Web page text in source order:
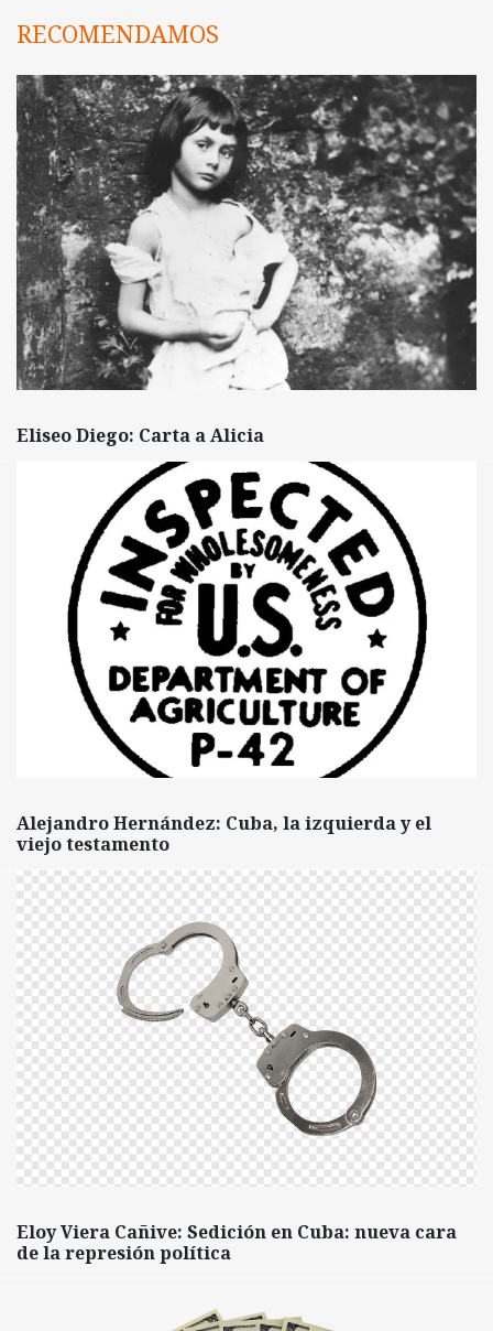
RECOMENDAMOS
Eliseo Diego: Carta a Alicia
Alejandro Hernández: Cuba, la izquierda y el
viejo testamento
Eloy Viera Cañive: Sedición en Cuba: nueva cara
de la represión política